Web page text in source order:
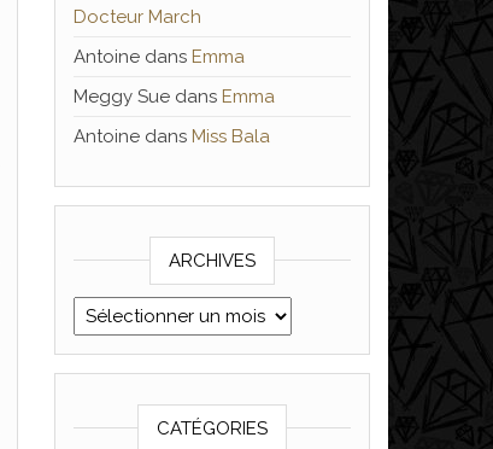
Docteur March
Antoinedans Emma
Meggy Suedans Emma
Antoinedans Miss Bala
ARCHIVES
Archives
CATÉGORIES